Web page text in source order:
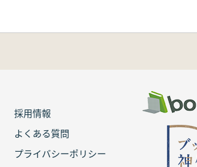
採用情報
よくある質問
プライバシーポリシー